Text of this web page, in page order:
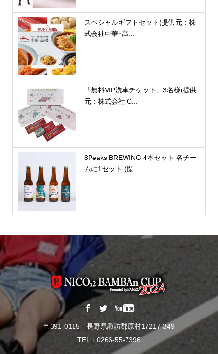
スペシャルギフトセット(提供元：株
式会社中華･高...
「無料VIP洗車チケット」3名様(提供
元：株式会社 C...
8Peaks BREWING 4本セット 各チー
ムに1セット (提...
〒391-0115 長野県諏訪郡原村17217-349
TEL：0266-55-7396